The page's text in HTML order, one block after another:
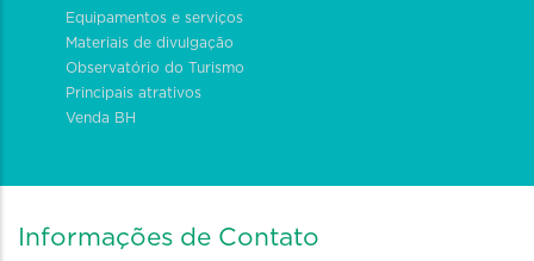
Equipamentos e serviços
Materiais de divulgação
Observatório do Turismo
Principais atrativos
Venda BH
Informações de Contato